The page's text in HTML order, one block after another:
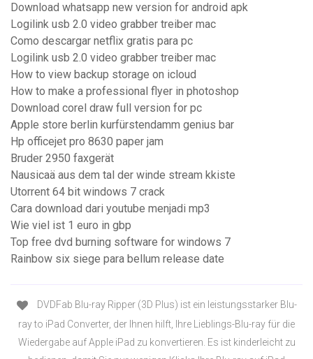
Download whatsapp new version for android apk
Logilink usb 2.0 video grabber treiber mac
Como descargar netflix gratis para pc
Logilink usb 2.0 video grabber treiber mac
How to view backup storage on icloud
How to make a professional flyer in photoshop
Download corel draw full version for pc
Apple store berlin kurfürstendamm genius bar
Hp officejet pro 8630 paper jam
Bruder 2950 faxgerät
Nausicaä aus dem tal der winde stream kkiste
Utorrent 64 bit windows 7 crack
Cara download dari youtube menjadi mp3
Wie viel ist 1 euro in gbp
Top free dvd burning software for windows 7
Rainbow six siege para bellum release date
DVDFab Blu-ray Ripper (3D Plus) ist ein leistungsstarker Blu-
ray to iPad Converter, der Ihnen hilft, Ihre Lieblings-Blu-ray für die
Wiedergabe auf Apple iPad zu konvertieren. Es ist kinderleicht zu